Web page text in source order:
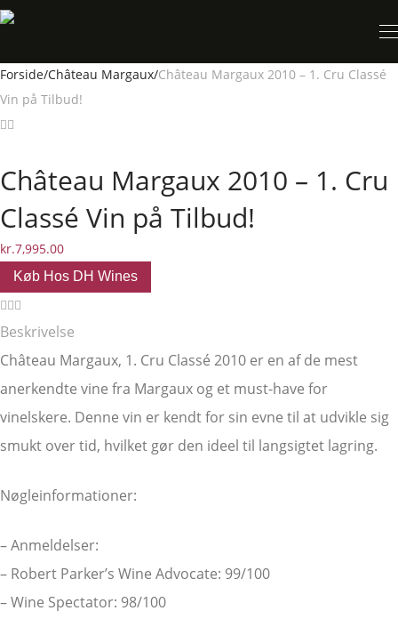
Forside/Château Margaux/Château Margaux 2010 – 1. Cru Classé
Vin på Tilbud!
Château Margaux 2010 – 1. Cru
Classé Vin på Tilbud!
kr.7,995.00
Køb Hos DH Wines
Beskrivelse
Château Margaux, 1. Cru Classé 2010 er en af de mest
anerkendte vine fra Margaux og et must-have for
vinelskere. Denne vin er kendt for sin evne til at udvikle sig
smukt over tid, hvilket gør den ideel til langsigtet lagring.
Nøgleinformationer:
– Anmeldelser:
– Robert Parker’s Wine Advocate: 99/100
– Wine Spectator: 98/100